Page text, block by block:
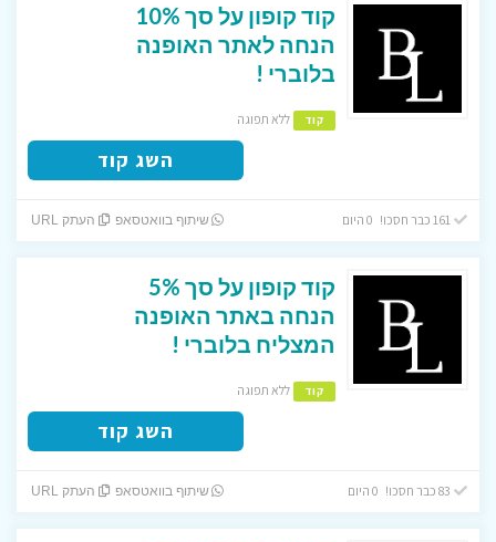
קוד קופון על סך 10%
הנחה לאתר האופנה
בלוברי !
קוד ללא תפוגה
השג קוד
שיתוף בוואטסאפ העתק URL
קוד קופון על סך 5%
הנחה באתר האופנה
המצליח בלוברי !
קוד ללא תפוגה
השג קוד
שיתוף בוואטסאפ העתק URL